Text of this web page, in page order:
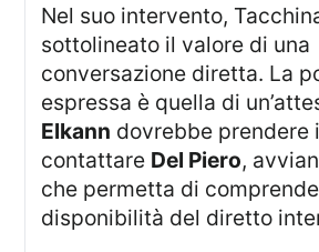
Nel suo intervento, Tacchinardi ha
sottolineato il valore di una
conversazione diretta. La
espressa è quella di
Elkann dovrebbe prendere
contattare Del Piero,
che permetta di
disponibilità del diretto